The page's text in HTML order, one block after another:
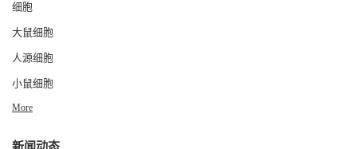
细胞
大鼠细胞
人源细胞
小鼠细胞
More